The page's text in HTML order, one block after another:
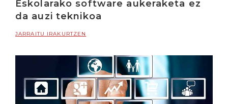
Eskolarako software aukeraketa ez
da auzi teknikoa
JARRAITU IRAKURTZEN